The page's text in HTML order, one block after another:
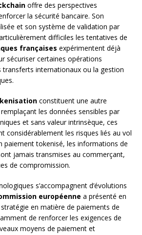
offre des perspectives
la sécurité bancaire. Son
et son système de validation par
difficiles les tentatives de
françaises expérimentent déjà
sécuriser certaines opérations
transferts internationaux ou la gestion
constituent une autre
les données sensibles par
et sans valeur intrinsèque, ces
considérablement les risques liés au vol
paiement tokenisé, les informations de
jamais transmises au commerçant,
de compromission.
s’accompagnent d’évolutions
européenne a présenté en
en matière de paiements de
de renforcer les exigences de
moyens de paiement et